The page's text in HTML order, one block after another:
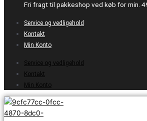
Fri fragt til pakkeshop ved køb for min.
Service og vedligehold
Kontakt
Min Konto
Service og vedligehold
Kontakt
Min Konto